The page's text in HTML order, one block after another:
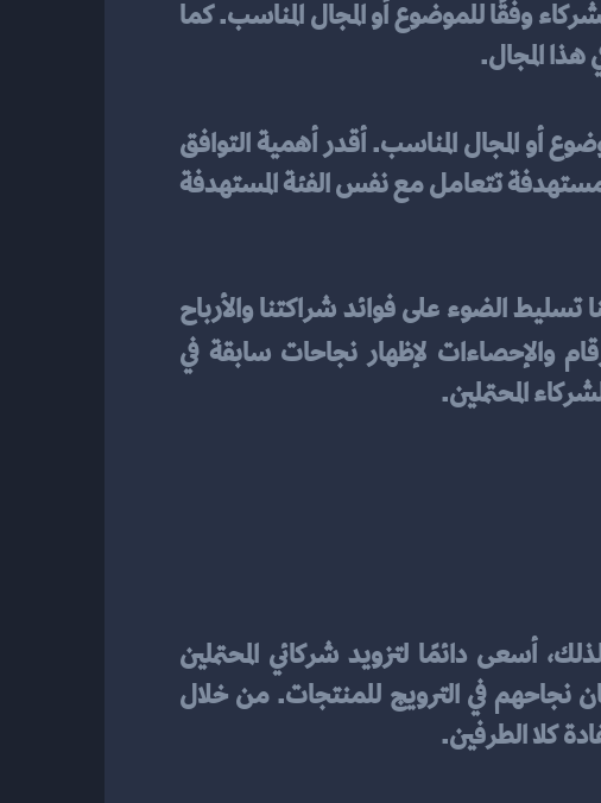
المجال.
المحتملين.
كلا الطرفين.